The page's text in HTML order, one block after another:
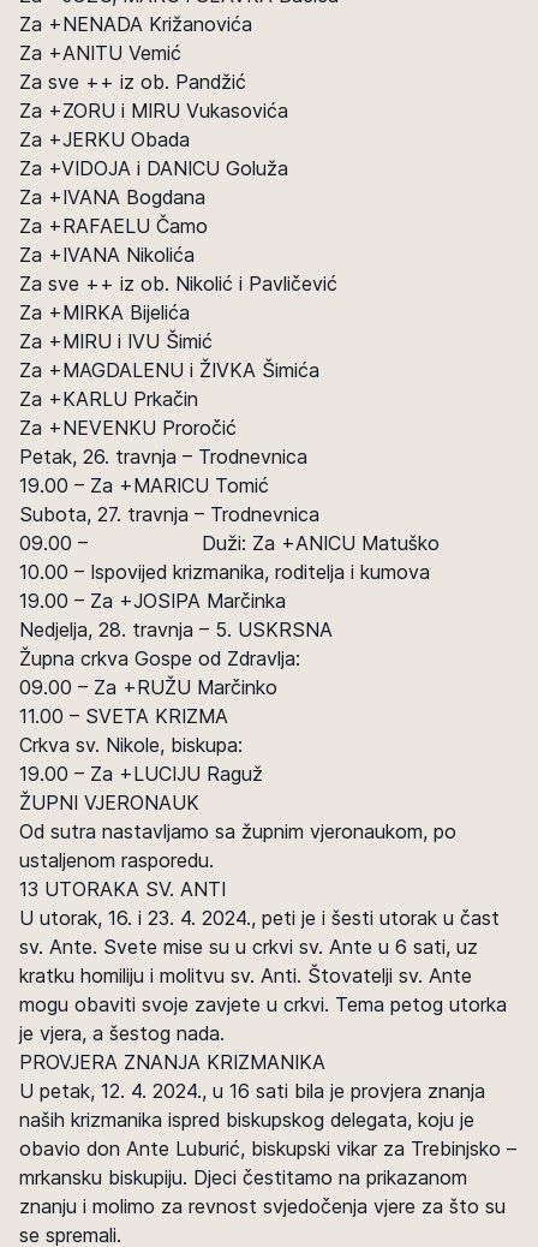
Za +NENADA Križanovića
Za +ANITU Vemić
Za sve ++ iz ob. Pandžić
Za +ZORU i MIRU Vukasovića
Za +JERKU Obada
Za +VIDOJA i DANICU Goluža
Za +IVANA Bogdana
Za +RAFAELU Čamo
Za +IVANA Nikolića
Za sve ++ iz ob. Nikolić i Pavličević
Za +MIRKA Bijelića
Za +MIRU i IVU Šimić
Za +MAGDALENU i ŽIVKA Šimića
Za +KARLU Prkačin
Za +NEVENKU Proročić
Petak, 26. travnja – Trodnevnica
19.00 – Za +MARICU Tomić
Subota, 27. travnja – Trodnevnica
09.00 – Duži: Za +ANICU Matuško
10.00 – Ispovijed krizmanika, roditelja i kumova
19.00 – Za +JOSIPA Marčinka
Nedjelja, 28. travnja – 5. USKRSNA
Župna crkva Gospe od Zdravlja:
09.00 – Za +RUŽU Marčinko
11.00 – SVETA KRIZMA
Crkva sv. Nikole, biskupa:
19.00 – Za +LUCIJU Raguž
ŽUPNI VJERONAUK
Od sutra nastavljamo sa župnim vjeronaukom, po
ustaljenom rasporedu.
13 UTORAKA SV. ANTI
U utorak, 16. i 23. 4. 2024., peti je i šesti utorak u čast
sv. Ante. Svete mise su u crkvi sv. Ante u 6 sati, uz
kratku homiliju i molitvu sv. Anti. Štovatelji sv. Ante
mogu obaviti svoje zavjete u crkvi. Tema petog utorka
je vjera, a šestog nada.
PROVJERA ZNANJA KRIZMANIKA
U petak, 12. 4. 2024., u 16 sati bila je provjera znanja
naših krizmanika ispred biskupskog delegata, koju je
obavio don Ante Luburić, biskupski vikar za Trebinjsko –
mrkansku biskupiju. Djeci čestitamo na prikazanom
znanju i molimo za revnost svjedočenja vjere za što su
se spremali.